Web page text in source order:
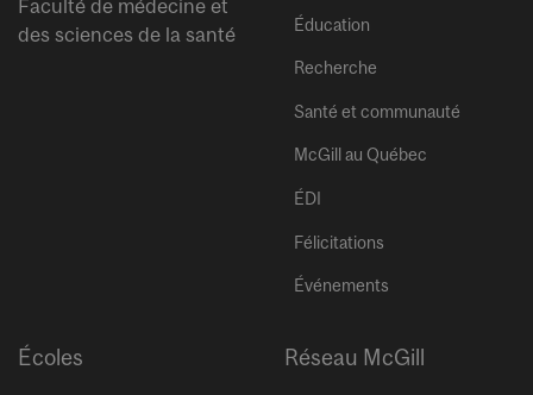
Faculté de médecine et
des sciences de la santé
Éducation
Recherche
Santé et communauté
McGill au Québec
ÉDI
Félicitations
Événements
Écoles Réseau McGill